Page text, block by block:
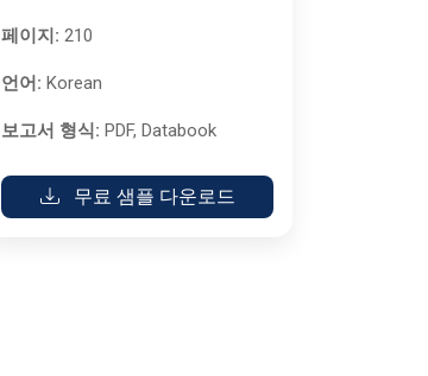
페이지: 210
언어: Korean
보고서 형식: PDF, Databook
무료 샘플 다운로드